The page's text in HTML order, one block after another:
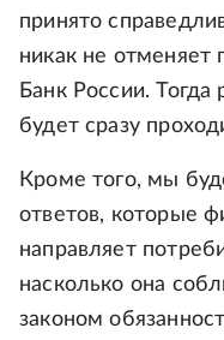
принято
никак не отменяет
Банк России.
будет сразу
Кроме того, мы
ответов, которые
направляет
насколько она
законом